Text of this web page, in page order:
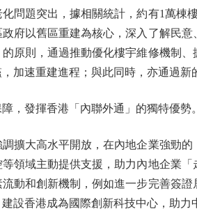
題突出，據相關統計，約有1萬棟
府以舊區重建為核心，深入了解民
原則，通過推動優化樓宇維修機制
加速重建進程；與此同時，亦通過新
發揮香港「內聯外通」的獨特優勢。
大高水平開放，在內地企業強勁的
領域主動提供支援，助力內地企業
動和創新機制，例如進一步完善簽
設香港成為國際創新科技中心，助